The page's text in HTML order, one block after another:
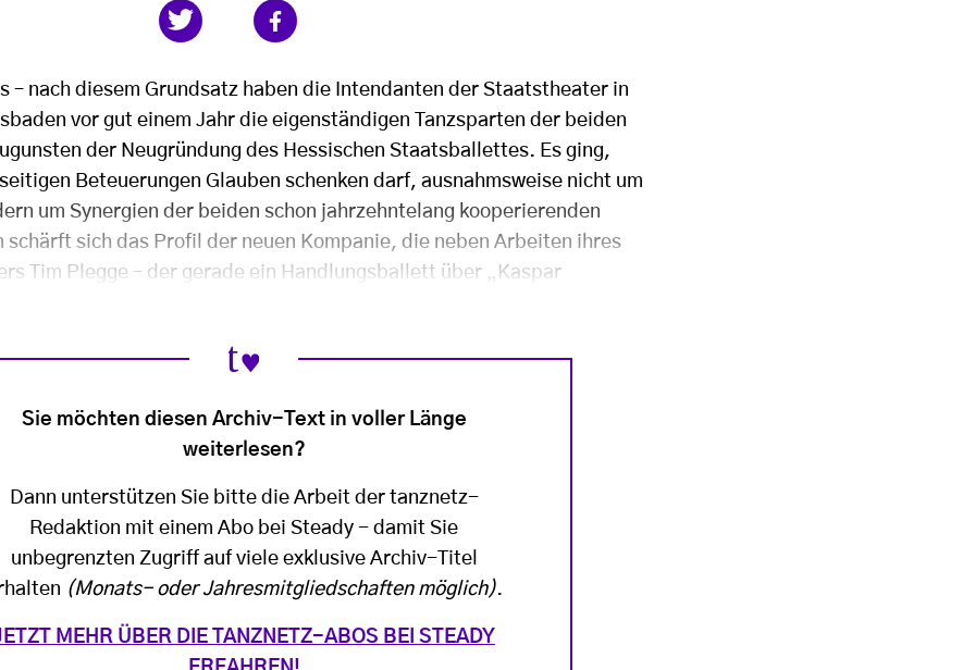
– nach diesem Grundsatz haben die Intendanten der Staatstheater in
vor gut einem Jahr die eigenständigen Tanzsparten der beiden
der Neugründung des Hessischen Staatsballettes. Es ging,
Beteuerungen Glauben schenken darf, ausnahmsweise nicht um
um Synergien der beiden schon jahrzehntelang kooperierenden
schärft sich das Profil der neuen Kompanie, die neben Arbeiten ihres
Tim Plegge – der gerade ein Handlungsballett über „Kaspar
Sie möchten diesen Archiv-Text in voller Länge
weiterlesen?
Dann unterstützen Sie bitte die Arbeit der tanznetz-
Redaktion mit einem Abo bei Steady - damit Sie
unbegrenzten Zugriff auf viele exklusive Archiv-Titel
(Monats- oder Jahresmitgliedschaften möglich).
MEHR ÜBER DIE TANZNETZ-ABOS BEI STEADY